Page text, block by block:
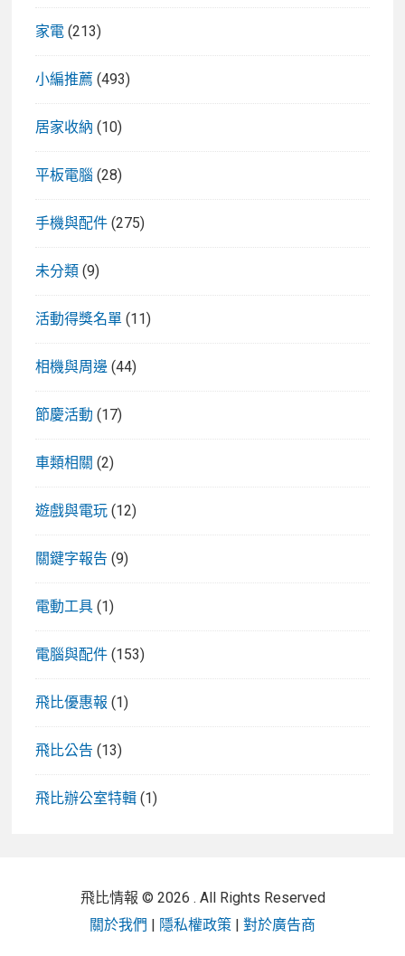
家電 (213)
小編推薦 (493)
居家收納 (10)
平板電腦 (28)
手機與配件 (275)
未分類 (9)
活動得獎名單 (11)
相機與周邊 (44)
節慶活動 (17)
車類相關 (2)
遊戲與電玩 (12)
關鍵字報告 (9)
電動工具 (1)
電腦與配件 (153)
飛比優惠報 (1)
飛比公告 (13)
飛比辦公室特輯 (1)
飛比情報 © 2026 . All Rights Reserved
關於我們
隱私權政策 對於廣告商